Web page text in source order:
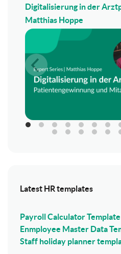
Digitalisierung in der
Matthias Hoppe
Latest HR templates
Payroll Calculator Template
Enmployee Master Data
Staff holiday planner